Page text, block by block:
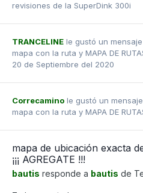
revisiones de la SuperDink 300i
TRANCELINE le gustó un
mapa con la ruta y MAPA DE
20 de Septiembre del 2020
Correcamino le gustó un
mapa con la ruta y MAPA DE
mapa de ubicación exacta
¡¡¡ AGREGATE !!!
bautis responde a bautis de